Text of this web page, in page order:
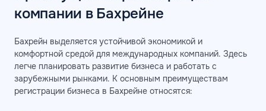
компании в Бахрейне
Бахрейн выделяется устойчивой экономикой и
комфортной средой для международных компаний. Здесь
легче планировать развитие бизнеса и работать с
зарубежными рынками. К основным преимуществам
регистрации бизнеса в Бахрейне относятся: